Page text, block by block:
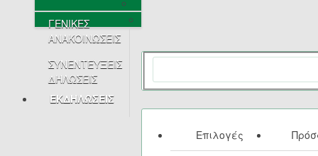
ΓΕΝΙΚΕΣ
ΑΝΑΚΟΙΝΩΣΕΙΣ
ΣΥΝΕΝΤΕΥΞΕΙΣ
ΔΗΛΩΣΕΙΣ
ΕΚΔΗΛΩΣΕΙΣ
Επιλογές